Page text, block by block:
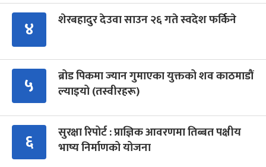
४ शेरबहादुर देउवा साउन २६ गते स्वदेश फर्किने
५
ब्रोड पिकमा ज्यान गुमाएका युक्तको शव काठमाडौं
ल्याइयो (तस्वीरहरू)
६
सुरक्षा रिपोर्ट : प्राज्ञिक आवरणमा तिब्बत पक्षीय
भाष्य निर्माणको योजना